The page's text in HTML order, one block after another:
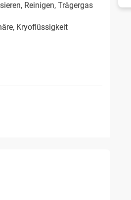
Reinigen, Trägergas
Kryoflüssigkeit